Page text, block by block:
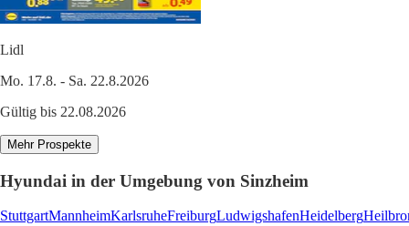
Lidl
Mo. 17.8. - Sa. 22.8.2026
Gültig bis 22.08.2026
Mehr Prospekte
Hyundai in der Umgebung von Sinzheim
StuttgartMannheimKarlsruheFreiburgLudwigshafenHeidelberg